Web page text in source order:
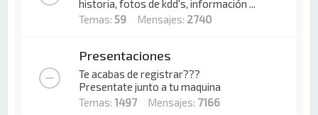
historia, fotos de kdd's, información ...
Temas: 59 Mensajes: 2740
Presentaciones
Te acabas de registrar???
Presentate junto a tu maquina
Temas:1497 Mensajes: 7166